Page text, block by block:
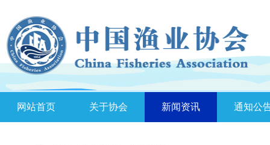
网站首页 关于协会 新闻资讯 通知公